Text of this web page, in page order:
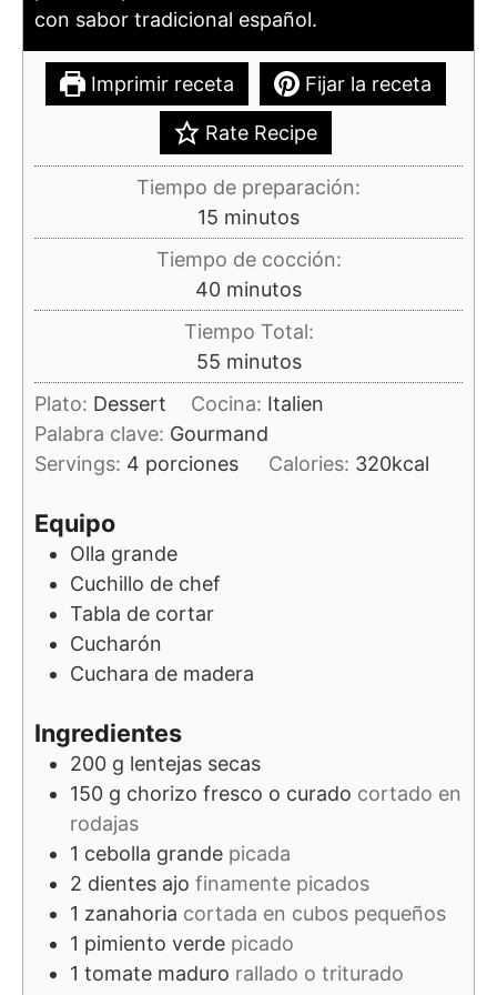
con sabor tradicional español.
Imprimir receta Fijar la receta
Rate Recipe
Tiempo de preparación:
15 minutos
minutos
Tiempo de cocción:
40minutos
minutos
Tiempo Total:
55minutos
minutos
Plato: Dessert Cocina: Italien
Palabra clave: Gourmand
Servings: 4 porciones Calories: 320kcal
Equipo
Olla grande
Cuchillo de chef
Tabla de cortar
Cucharón
Cuchara de madera
Ingredientes
200 g lentejas secas
150 g chorizo fresco o curado cortado en
rodajas
1 cebolla grande picada
2 dientes ajo finamente picados
1 zanahoria cortada en cubos pequeños
1 pimiento verde picado
1 tomate maduro rallado o triturado